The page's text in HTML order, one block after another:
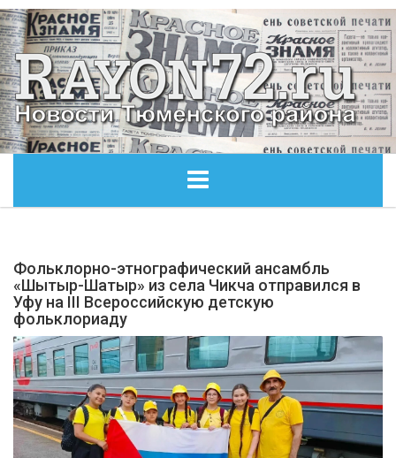
ОБЩЕСТВО
ЭКОНОМИКА
КУЛЬТУРА
БЕЗОПАСНОСТЬ
СПОРТ
Фольклорно-этнографический ансамбль
«Шытыр-Шатыр» из села Чикча отправился в
Уфу на III Всероссийскую детскую
фольклориаду